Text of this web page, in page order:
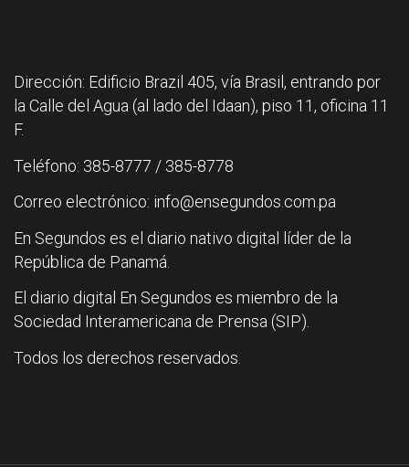
Dirección: Edificio Brazil 405, vía Brasil, entrando por
la Calle del Agua (al lado del Idaan), piso 11, oficina 11
F.
Teléfono: 385-8777 / 385-8778
Correo electrónico: info@ensegundos.com.pa
En Segundos es el diario nativo digital líder de la
República de Panamá.
El diario digital En Segundos es miembro de la
Sociedad Interamericana de Prensa (SIP).
Todos los derechos reservados.